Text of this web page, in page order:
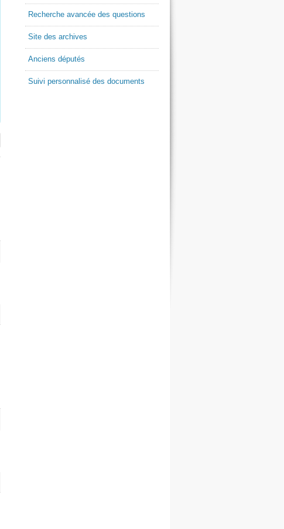
Recherche avancée des questions
Site des archives
Anciens députés
Suivi personnalisé des documents